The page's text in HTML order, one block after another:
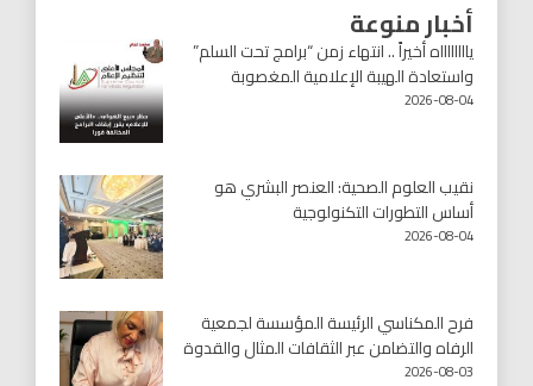
أخبار منوعة
يااااااااه أخيراً .. انتهاء زمن “برامج تحت السلم”
واستعادة الهيبة الإعلامية المغصوبة
2026-08-04
نقيب العلوم الصحية: العنصر البشري هو
أساس التطورات التكنولوجية
2026-08-04
فرح المكناسي الرئيسة المؤسسة لجمعية
الرفاه والتضامن عبر الثقافات المثال والقدوة
2026-08-03